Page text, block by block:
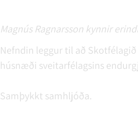
Magnús Ragnarsson kynnir
Nefndin leggur til að
húsnæði sveitarfélagsins
Samþykkt samhljóða.